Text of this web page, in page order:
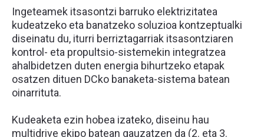
Ingeteamek itsasontzi barruko elektrizitatea
kudeatzeko eta banatzeko soluzioa kontzeptualki
diseinatu du, iturri berriztagarriak itsasontziaren
kontrol- eta propultsio-sistemekin integratzea
ahalbidetzen duten energia bihurtzeko etapak
osatzen dituen DCko banaketa-sistema batean
oinarrituta.
Kudeaketa ezin hobea izateko, diseinu hau
multidrive ekipo batean gauzatzen da (2. eta 3.